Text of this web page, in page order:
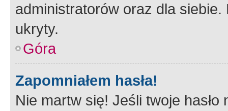
administratorów oraz dla
ukryty.
Góra
Zapomniałem hasła!
Nie martw się! Jeśli twoje